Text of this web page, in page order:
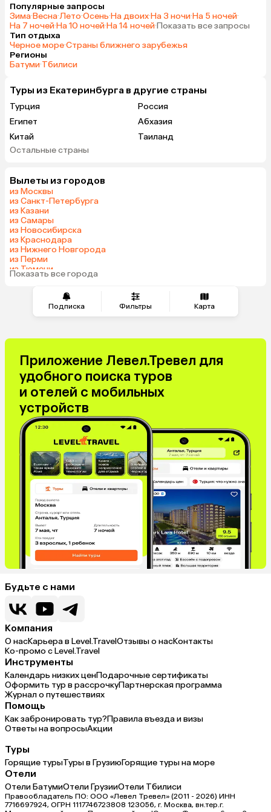
Подписка Фильтры Карта
Популярные запросы
Зима·Весна·Лето·Осень·На двоих·На 3 ночи·На 5 ночей·
На 7 ночей·На 10 ночей·На 14 ночей·Показать все запросы
Тип отдыха
Черное море·Страны ближнего зарубежья
Регионы
Батуми·Тбилиси
Туры из Екатеринбурга в другие страны
Турция
Россия
Египет
Абхазия
Китай
Таиланд
Вьетнам
Беларусь
Шри-Ланка
Азербайджан
Индия
Катар
Гонконг
Таджикистан
Остальные страны
Вылеты из городов
из Москвы
из Санкт-Петербурга
из Казани
из Самары
из Новосибирска
из Краснодара
из Нижнего Новгорода
из Перми
из Тюмени
из Челябинска
Показать все города
Приложение Левел.Тревел для
удобного поиска туров
и отелей с мобильных
устройств
Будьте с нами
Компания
О насКарьера в Level.TravelОтзывы о насКонтакты
Ко-промо с Level.Travel
Инструменты
Календарь низких ценПодарочные сертификаты
Оформить тур в рассрочкуПартнерская программа
Журнал о путешествиях
Помощь
Как забронировать тур?Правила въезда и визы
Ответы на вопросыАкции
Туры
Горящие турыТуры в ГрузиюГорящие туры на море
Отели
Отели БатумиОтели ГрузииОтели Тбилиси
Правообладатель ПО: ООО «Левел Тревел» (2011 - 2026) ИНН
7716697924, ОГРН 1117746723808 123056, г. Москва, вн.тер.г.